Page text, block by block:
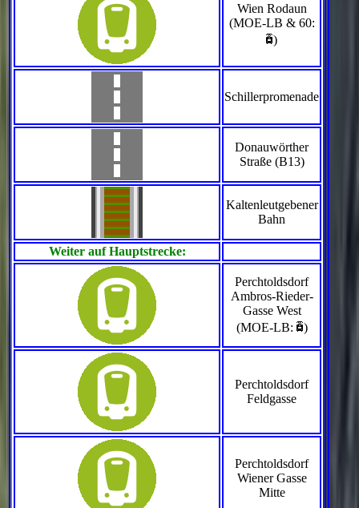
Wien Rodaun
(MOE-LB & 60:
`)
Schillerpromenade
Donauwörther
Straße (B13)
Kaltenleutgebener
Bahn
Weiter auf Hauptstrecke:
Perchtoldsdorf
Ambros-Rieder-
Gasse West
(MOE-LB: `)
Perchtoldsdorf
Feldgasse
Perchtoldsdorf
Wiener Gasse
Mitte